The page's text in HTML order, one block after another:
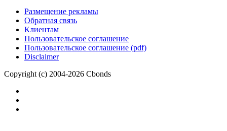
Размещение рекламы
Обратная связь
Клиентам
Пользовательское соглашение
Пользовательское соглашение (pdf)
Disclaimer
Copyright (c) 2004-2026 Cbonds